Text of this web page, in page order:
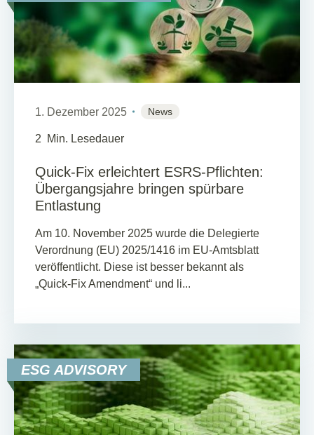
1. Dezember 2025 News
2 Min. Lesedauer
Quick-Fix erleichtert ESRS-Pflichten:
Übergangsjahre bringen spürbare
Entlastung
Am 10. November 2025 wurde die Delegierte
Verordnung (EU) 2025/1416 im EU-Amtsblatt
veröffentlicht. Diese ist besser bekannt als
„Quick-Fix Amendment“ und li...
ESG ADVISORY